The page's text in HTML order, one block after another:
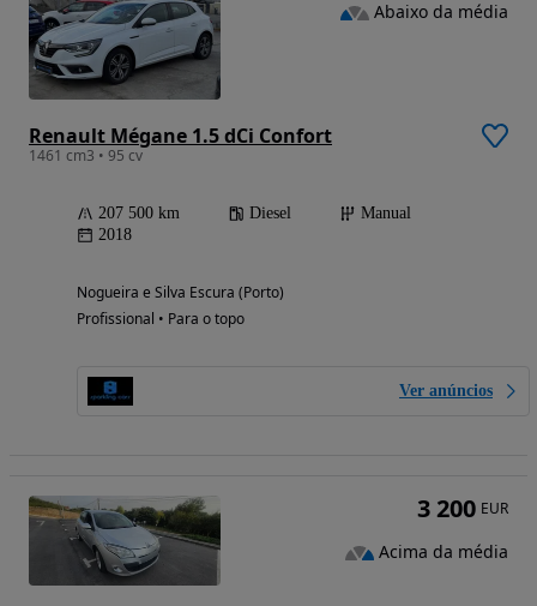
Renault Mégane 1.5 dCi Confort
1461 cm3 • 95 cv
207 500 km Diesel
Manual
2018
Nogueira e Silva Escura (Porto)
Profissional • Para o topo
Ver anúncios
Abaixo da média
3 200 EUR
Acima da média